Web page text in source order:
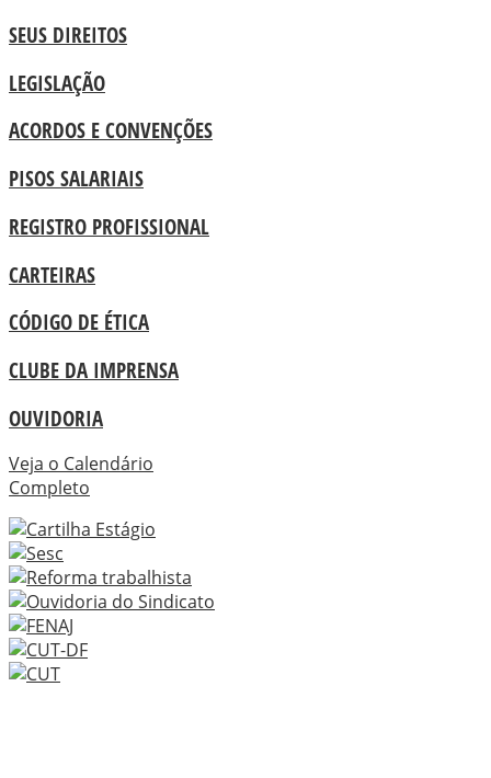
SEUS DIREITOS
LEGISLAÇÃO
ACORDOS E CONVENÇÕES
PISOS SALARIAIS
REGISTRO PROFISSIONAL
CARTEIRAS
CÓDIGO DE ÉTICA
CLUBE DA IMPRENSA
OUVIDORIA
Veja o Calendário
Completo